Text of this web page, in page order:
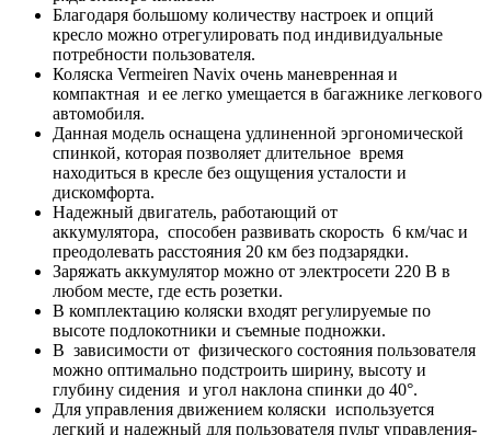
Благодаря большому количеству настроек и опций
кресло можно отрегулировать под индивидуальные
потребности пользователя.
Коляска Vermeiren Navix очень маневренная и
компактная и ее легко умещается в багажнике легкового
автомобиля.
Данная модель оснащена удлиненной эргономической
спинкой, которая позволяет длительное время
находиться в кресле без ощущения усталости и
дискомфорта.
Надежный двигатель, работающий от
аккумулятора, способен развивать скорость 6 км/час и
преодолевать расстояния 20 км без подзарядки.
Заряжать аккумулятор можно от электросети 220 В в
любом месте, где есть розетки.
В комплектацию коляски входят регулируемые по
высоте подлокотники и съемные подножки.
В зависимости от физического состояния пользователя
можно оптимально подстроить ширину, высоту и
глубину сидения и угол наклона спинки до 40°.
Для управления движением коляски используется
легкий и надежный для пользователя пульт управления-